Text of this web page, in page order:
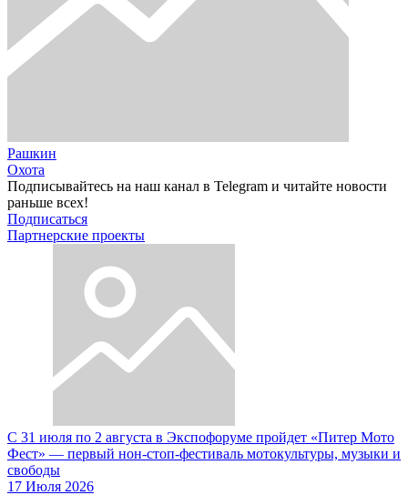
Рашкин
Охота
Подписывайтесь на наш канал в Telegram и читайте новости
раньше всех!
Подписаться
Партнерские проекты
С 31 июля по 2 августа в Экспофоруме пройдет «Питер Мото
Фест» — первый нон-стоп-фестиваль мотокультуры, музыки и
свободы
17 Июля 2026